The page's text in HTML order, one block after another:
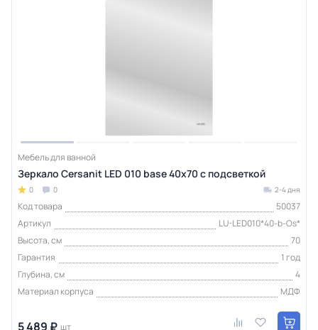
Мебель для ванной
Зеркало Cersanit LED 010 base 40x70 с подсветкой
0 0 2-4 дня
Код товара
50037
Артикул
LU-LED010*40-b-Os*
Высота, см
70
Гарантия
1 год
Глубина, см
4
Материал корпуса
МДФ
5 489 ₽ шт